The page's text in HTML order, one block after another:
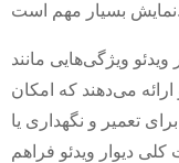
نمایش بسیار مهم است.
ویدئو ویژگی‌هایی مانند
می‌دهند که امکان
تعمیر و نگهداری یا
دیوار ویدئو فراهم